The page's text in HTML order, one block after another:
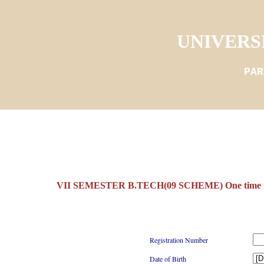
VII SEMESTER B.TECH(09 SCHEME) One
Registration Number
Date of Birth